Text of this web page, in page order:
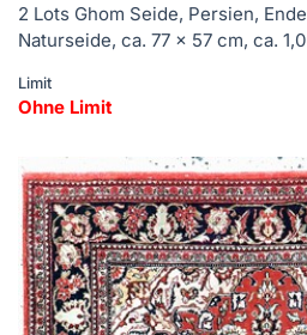
2 Lots Ghom Seide, Persien,
Naturseide, ca. 77 x 57 cm, ca.
Limit
Ohne Limit